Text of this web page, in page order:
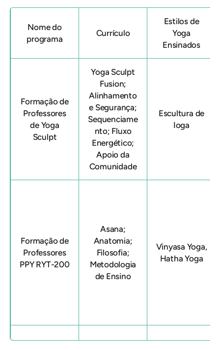
Nome do
programa
Currículo
Estilos de
Yoga
Ensinados
Formação de
Professores
de Yoga
Sculpt
Yoga Sculpt
Fusion;
Alinhamento
e Segurança;
Sequenciame
nto; Fluxo
Energético;
Apoio da
Comunidade
Escultura de
Ioga
Formação de
Professores
PPY RYT-200
Asana;
Anatomia;
Filosofia;
Metodologia
de Ensino
Vinyasa Yoga,
Hatha Yoga